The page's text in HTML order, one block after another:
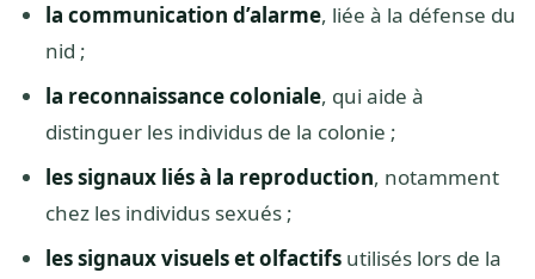
la communication d’alarme, liée à la défense du
nid ;
la reconnaissance coloniale, qui aide à
distinguer les individus de la colonie ;
les signaux liés à la reproduction, notamment
chez les individus sexués ;
les signaux visuels et olfactifs utilisés lors de la